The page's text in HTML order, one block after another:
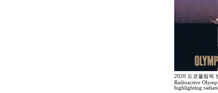
2020 도쿄올림픽
Radioactive
highlighting